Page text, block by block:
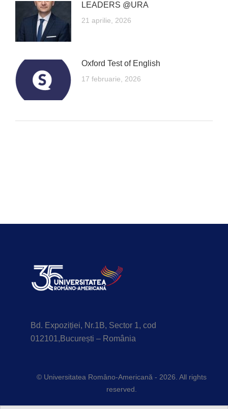
LEADERS @URA
21 aprilie, 2026
Oxford Test of English
17 februarie, 2026
Bd. Expoziției, Nr.1B, Sector 1, cod
012101,București – România
© Universitatea Româno-Americană - 2026. All rights
reserved.